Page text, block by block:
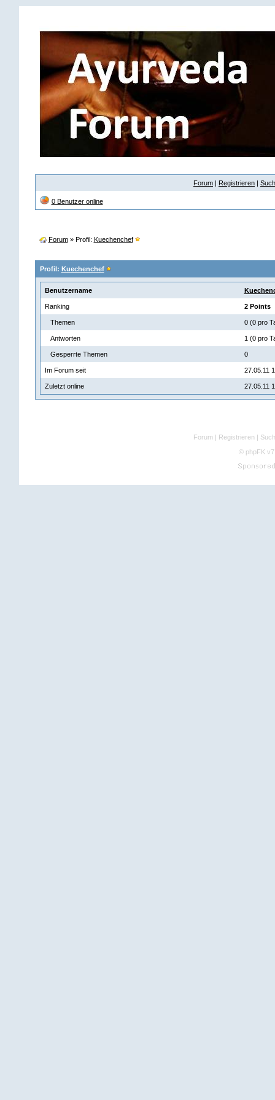
Forum | Registrieren |
0 Benutzer online
Forum» Profil: Kuechenchef
Profil: Kuechenchef
Benutzername
Ranking 2 Points
Themen 0 (0 pro
Antworten 1 (0 pro
Gesperrte Themen 0
Im Forum seit 27.05.11
Zuletzt online 27.05.11
Forum | Registrieren |
© phpFK